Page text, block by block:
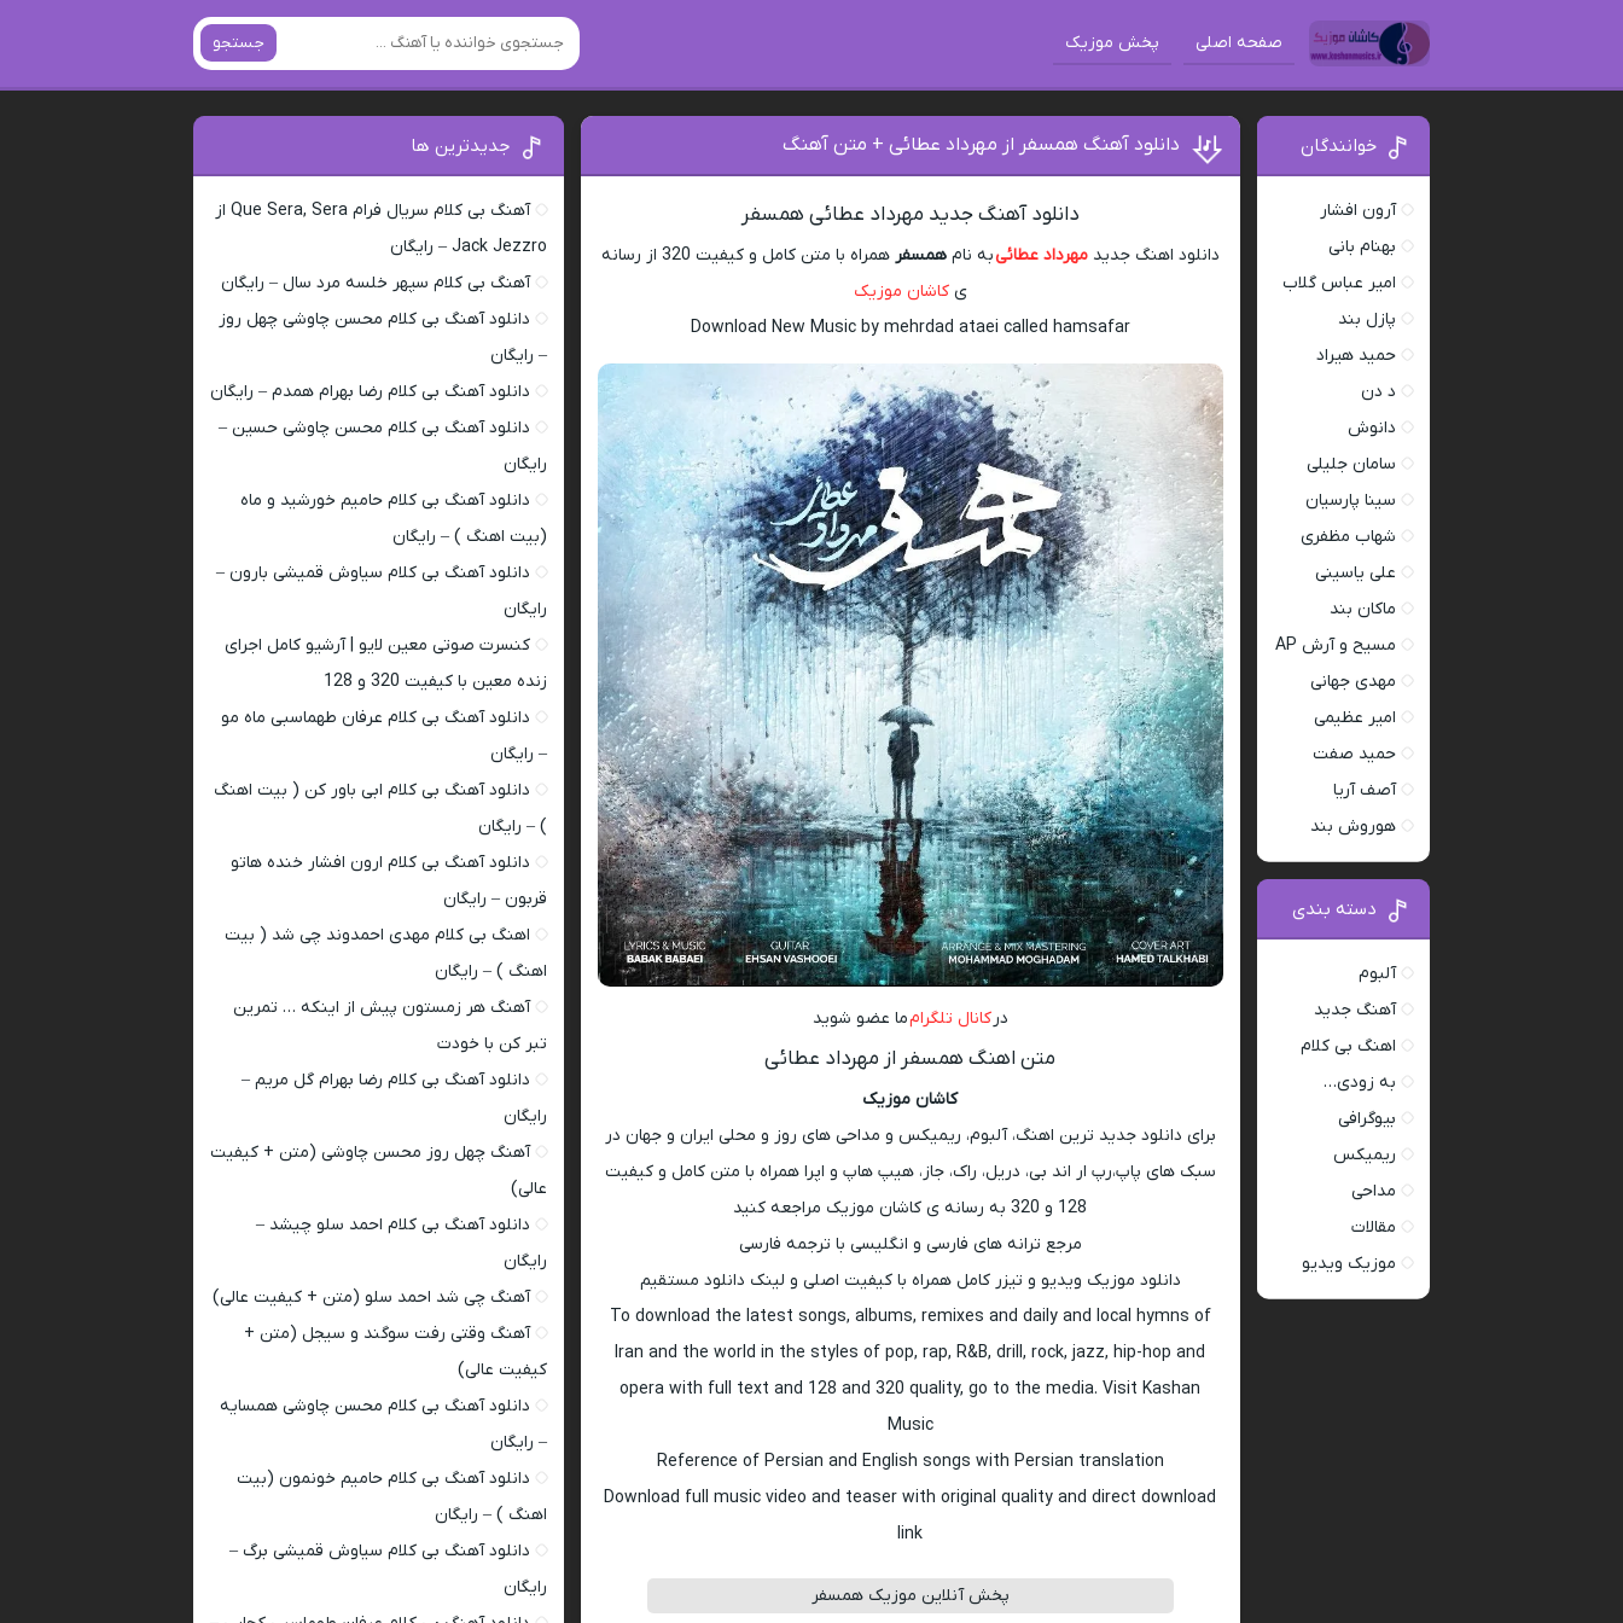
صفحه اصلی پخش موزیک جستجو
دانلود آهنگ همسفر از مهرداد عطائی + متن آهنگ
دانلود آهنگ جدید مهرداد عطائی همسفر
دانلود اهنگ جدیدمهرداد عطائیبه نامهمسفر
همراه با متن کامل و کیفیت 320 از رسانه
یکاشان موزیک
Download New Music by mehrdad ataei called hamsafar
درکانال تلگرامما عضو شوید
متن اهنگ همسفر از مهرداد عطائی
کاشان موزیک
برای دانلود جدید ترین اهنگ، آلبوم، ریمیکس و مداحی های روز و محلی ایران و جهان در
سبک های پاپ،رپ ار اند بی، دریل، راک، جاز، هیپ هاپ و اپرا همراه با متن کامل و کیفیت
128 و 320 به رسانه ی کاشان موزیک مراجعه کنید
مرجع ترانه های فارسی و انگلیسی با ترجمه فارسی
دانلود موزیک ویدیو و تیزر کامل همراه با کیفیت اصلی و لینک دانلود مستقیم
To download the latest songs, albums, remixes and daily and local hymns of
Iran and the world in the styles of pop, rap, R&B, drill, rock, jazz, hip-hop and
opera with full text and 128 and 320 quality, go to the media. Visit Kashan
Music
Reference of Persian and English songs with Persian translation
Download full music video and teaser with original quality and direct download
link
پخش آنلاین موزیک همسفر
خوانندگان
آرون افشار
بهنام بانی
امیر عباس گلاب
پازل بند
حمید هیراد
د دن
دانوش
سامان جلیلی
سینا پارسیان
شهاب مظفری
علی یاسینی
ماکان بند
مسیح و آرش AP
مهدی جهانی
امیر عظیمی
حمید صفت
آصف آریا
هوروش بند
دسته بندی
آلبوم
آهنگ جدید
اهنگ بی کلام
به زودی…
بیوگرافی
ریمیکس
مداحی
مقالات
موزیک ویدیو
جدیدترین ها
آهنگ بی کلام سریال فرام Que Sera, Sera از
Jack Jezzro – رایگان
آهنگ بی کلام سپهر خلسه مرد سال – رایگان
دانلود آهنگ بی کلام محسن چاوشی چهل روز
– رایگان
دانلود آهنگ بی کلام رضا بهرام همدم – رایگان
دانلود آهنگ بی کلام محسن چاوشی حسین –
رایگان
دانلود آهنگ بی کلام حامیم خورشید و ماه
(بیت اهنگ ) – رایگان
دانلود آهنگ بی کلام سیاوش قمیشی بارون –
رایگان
کنسرت صوتی معین لایو | آرشیو کامل اجرای
زنده معین با کیفیت 320 و 128
دانلود آهنگ بی کلام عرفان طهماسبی ماه مو
– رایگان
دانلود آهنگ بی کلام ابی باور کن ( بیت اهنگ
) – رایگان
دانلود آهنگ بی کلام ارون افشار خنده هاتو
قربون – رایگان
اهنگ بی کلام مهدی احمدوند چی شد ( بیت
اهنگ ) – رایگان
آهنگ هر زمستون پیش از اینکه … تمرین
تبر کن با خودت
دانلود آهنگ بی کلام رضا بهرام گل مریم –
رایگان
آهنگ چهل روز محسن چاوشی (متن + کیفیت
عالی)
دانلود آهنگ بی کلام احمد سلو چیشد –
رایگان
آهنگ چی شد احمد سلو (متن + کیفیت عالی)
آهنگ وقتی رفت سوگند و سیجل (متن +
کیفیت عالی)
دانلود آهنگ بی کلام محسن چاوشی همسایه
– رایگان
دانلود آهنگ بی کلام حامیم خونمون (بیت
اهنگ ) – رایگان
دانلود آهنگ بی کلام سیاوش قمیشی برگ –
رایگان